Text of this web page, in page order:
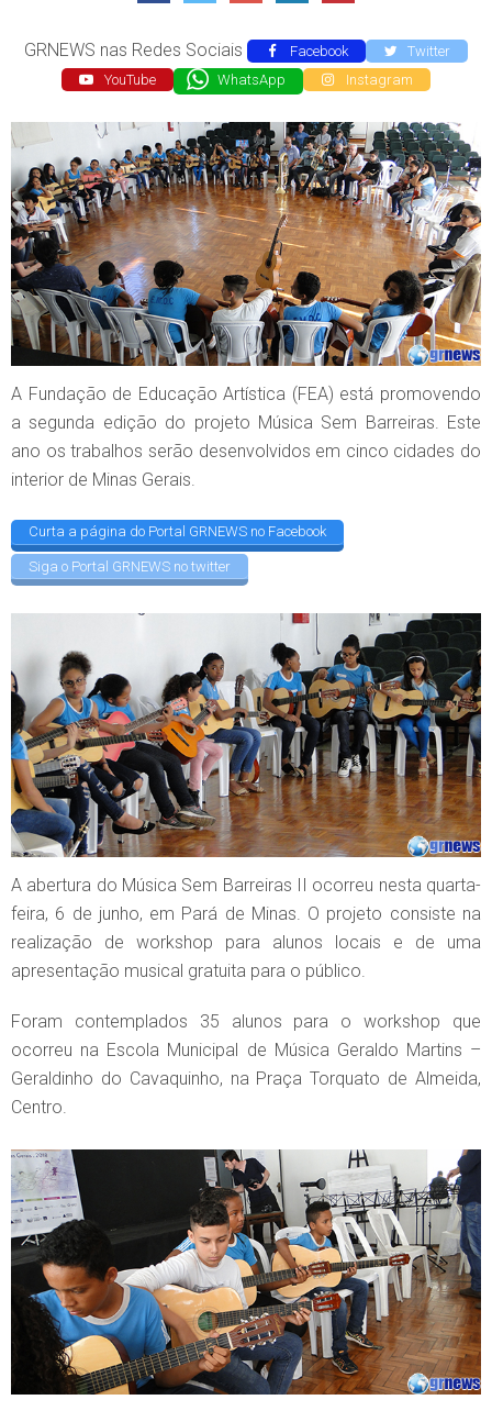
GRNEWS nas Redes Sociais Facebook
Twitter
YouTube
WhatsApp Instagram
A Fundação de Educação Artística (FEA) está promovendo
a segunda edição do projeto Música Sem Barreiras. Este
ano os trabalhos serão desenvolvidos em cinco cidades do
interior de Minas Gerais.
Curta a página do Portal GRNEWS no Facebook
Siga o Portal GRNEWS no twitter
A abertura do Música Sem Barreiras II ocorreu nesta quarta-
feira, 6 de junho, em Pará de Minas. O projeto consiste na
realização de workshop para alunos locais e de uma
apresentação musical gratuita para o público.
Foram contemplados 35 alunos para o workshop que
ocorreu na Escola Municipal de Música Geraldo Martins –
Geraldinho do Cavaquinho, na Praça Torquato de Almeida,
Centro.